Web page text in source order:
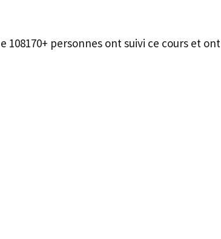
108170+ personnes ont suivi ce cours et ont